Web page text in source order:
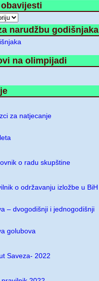
narudžbu godišnjaka
na olimpijadi
za natjecanje
o radu skupštine
o održavanju izložbe u BiH
– dvogodišnji i jednogodišnji
golubova
Saveza- 2022